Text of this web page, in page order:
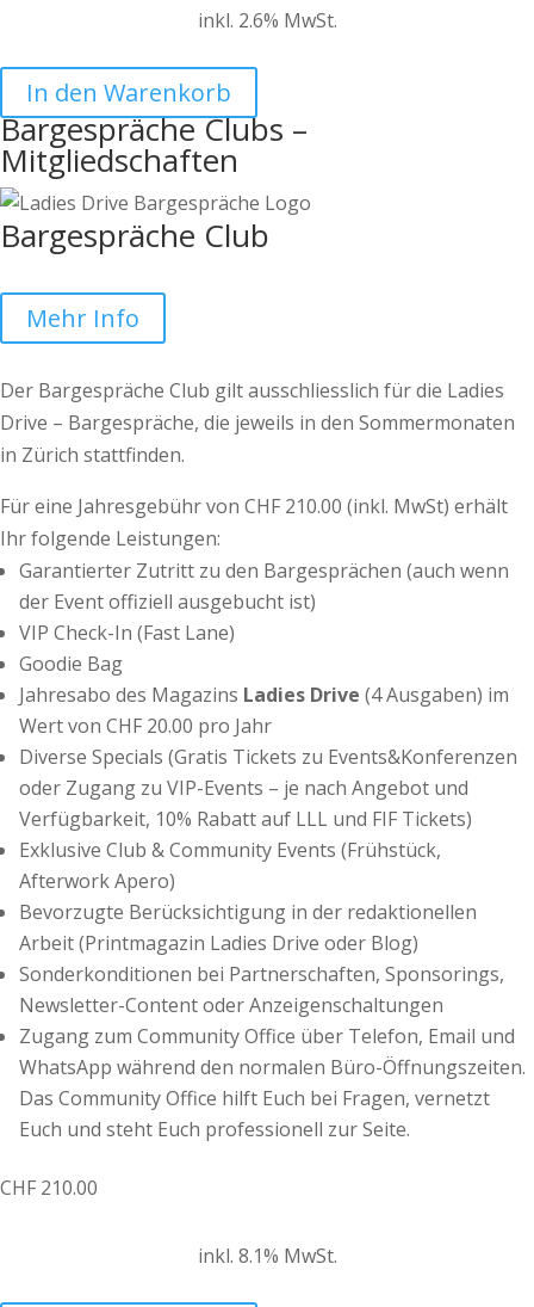
inkl. 2.6% MwSt.
In den Warenkorb
Bargespräche Clubs –
Mitgliedschaften
Bargespräche Club
Mehr Info
Der Bargespräche Club gilt ausschliesslich für die Ladies
Drive – Bargespräche, die jeweils in den Sommermonaten
in Zürich stattfinden.
Für eine Jahresgebühr von CHF 210.00 (inkl. MwSt) erhält
Ihr folgende Leistungen:
Garantierter Zutritt zu den Bargesprächen (auch wenn
der Event offiziell ausgebucht ist)
VIP Check-In (Fast Lane)
Goodie Bag
Jahresabo des Magazins Ladies Drive (4 Ausgaben) im
Wert von CHF 20.00 pro Jahr
Diverse Specials (Gratis Tickets zu Events&Konferenzen
oder Zugang zu VIP-Events – je nach Angebot und
Verfügbarkeit, 10% Rabatt auf LLL und FIF Tickets)
Exklusive Club & Community Events (Frühstück,
Afterwork Apero)
Bevorzugte Berücksichtigung in der redaktionellen
Arbeit (Printmagazin Ladies Drive oder Blog)
Sonderkonditionen bei Partnerschaften, Sponsorings,
Newsletter-Content oder Anzeigenschaltungen
Zugang zum Community Office über Telefon, Email und
WhatsApp während den normalen Büro-Öffnungszeiten.
Das Community Office hilft Euch bei Fragen, vernetzt
Euch und steht Euch professionell zur Seite.
CHF 210.00
inkl. 8.1% MwSt.